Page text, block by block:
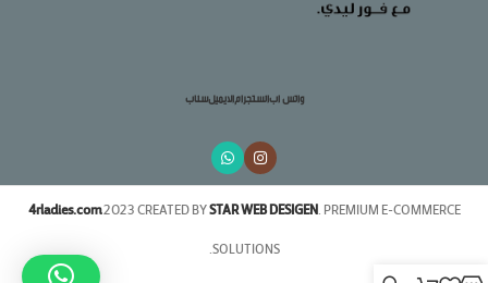
واتس ابانستجرامالايميلسناب
4rladies.com2023 CREATED BYSTAR WEB DESIGEN. PREMIUM E-COMMERCE
SOLUTIONS.